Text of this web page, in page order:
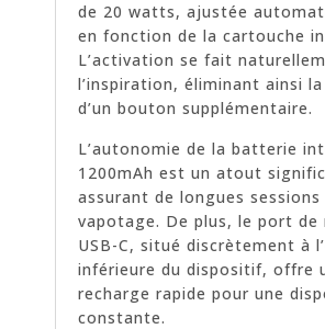
de 20 watts, ajustée
en fonction de la cartouche
L’activation se fait
l’inspiration, éliminant ainsi
d’un bouton supplémentaire.
L’autonomie de la batterie
1200mAh est un atout
assurant de longues sessions
vapotage. De plus, le port de
USB-C, situé discrètement à
inférieure du dispositif, offre
recharge rapide pour une
constante.